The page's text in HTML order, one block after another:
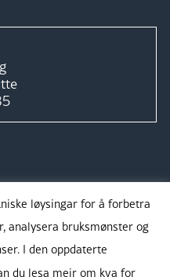
løysingar for å forbetra
analysera bruksmønster og
I den oppdaterte
du lesa meir om kva for